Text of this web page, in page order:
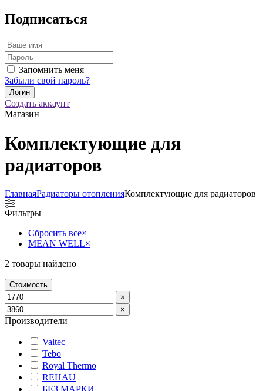
Подписаться
Запомнить меня
Забыли свой пароль?
Создать аккаунт
Магазин
Комплектующие для
радиаторов
ГлавнаяРадиаторы отопленияКомплектующие для радиаторов
Фильтры
Сбросить все×
MEAN WELL×
2 товары найдено
Стоимость
×
×
Производители
Valtec
Tebo
Royal Thermo
REHAU